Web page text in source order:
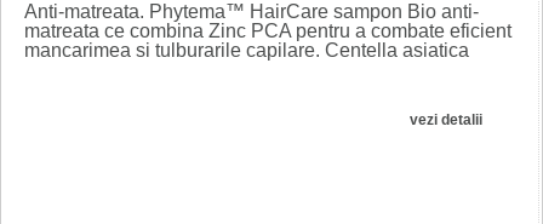
Anti-matreata. Phytema™ HairCare sampon Bio anti-
matreata ce combina Zinc PCA pentru a combate eficient
mancarimea si tulburarile capilare. Centella asiatica
vezi detalii